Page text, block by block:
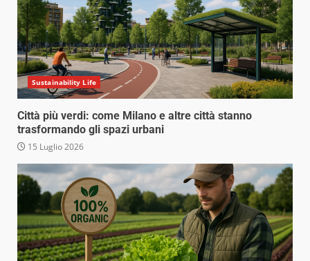
Sustainability Life
Città più verdi: come Milano e altre città stanno
trasformando gli spazi urbani
15 Luglio 2026